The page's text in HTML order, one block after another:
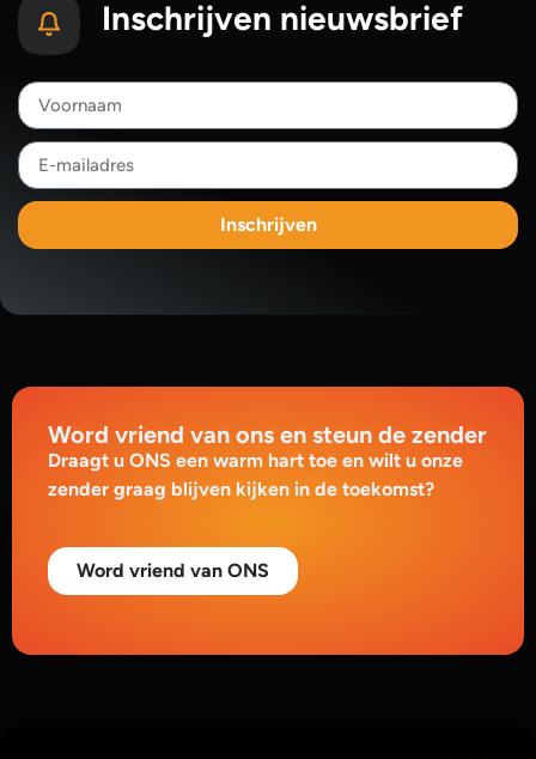
Inschrijven nieuwsbrief
Inschrijven
Word vriend van ons en steun de zender
Draagt u ONS een warm hart toe en wilt u onze
zender graag blijven kijken in de toekomst?
Word vriend van ONS